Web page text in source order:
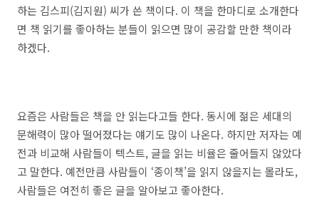
하는 김스피(김지원) 씨가 쓴 책이다. 이 책을 한마디로 소개한다
면 책 읽기를 좋아하는 분들이 읽으면 많이 공감할 만한 책이라
하겠다.
요즘은 사람들은 책을 안 읽는다고들 한다. 동시에 젊은 세대의
문해력이 많아 떨어졌다는 얘기도 많이 나온다. 하지만 저자는 예
전과 비교해 사람들이 텍스트, 글을 읽는 비율은 줄어들지 않았다
고 말한다. 예전만큼 사람들이 ‘종이책’을 읽지 않을지는 몰라도,
사람들은 여전히 좋은 글을 알아보고 좋아한다.